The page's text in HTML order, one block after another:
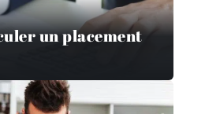
un placement